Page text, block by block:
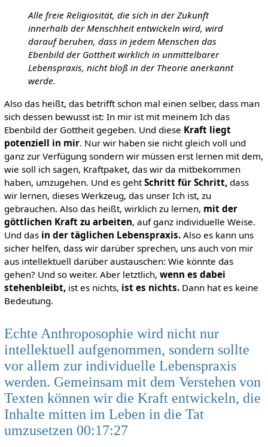
Alle freie Religiosität, die sich in der Zukunft
innerhalb der Menschheit entwickeln wird, wird
darauf beruhen, dass in jedem Menschen das
Ebenbild der Gottheit wirklich in unmittelbarer
Lebenspraxis, nicht bloß in der Theorie anerkannt
werde.
Also das heißt, das betrifft schon mal einen selber, dass man
sich dessen bewusst ist: In mir ist mit meinem Ich das
Ebenbild der Gottheit gegeben. Und diese Kraft liegt
potenziell in mir. Nur wir haben sie nicht gleich voll und
ganz zur Verfügung sondern wir müssen erst lernen mit dem,
wie soll ich sagen, Kraftpaket, das wir da mitbekommen
haben, umzugehen. Und es gehtSchritt für Schritt,dass
wir lernen, dieses Werkzeug, das unser Ich ist, zu
gebrauchen. Also das heißt, wirklich zu lernen, mit der
göttlichen Kraft zu arbeiten, auf ganz individuelle Weise.
Und das in der täglichen Lebenspraxis.Also es kann uns
sicher helfen, dass wir darüber sprechen, uns auch von mir
aus intellektuell darüber austauschen: Wie könnte das
gehen? Und so weiter. Aber letztlich, wenn es dabei
stehenbleibt,ist es nichts, ist es nichts.Dann hat es keine
Bedeutung.
Echte Anthroposophie wird nicht nur
intellektuell aufgenommen, sondern sollte
vor allem zur individuelle Lebenspraxis
werden. Gemeinsam mit dem Verstehen von
Texten können wir die Kraft entwickeln, die
Inhalte mitten im Leben in die Tat
umzusetzen 00:17:27